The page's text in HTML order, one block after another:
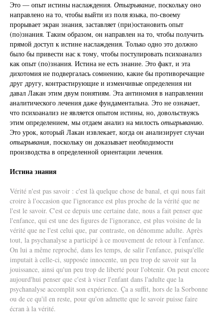
Это — опыт истины наслаждения. Отыгрывание, поскольку оно
направлено на то, чтобы выйти из поля языка, по-своему
прорывает экран знания, заставляет (при)остановить опыт
(по)знания. Таким образом, он направлен на то, чтобы получить
прямой доступ к истине наслаждения. Только одно это должно
было бы привести нас к тому, чтобы постулировать психоанализ
как опыт (по)знания. Истина не есть знание. Это факт, и эта
дихотомия не подвергалась сомнению, какие бы противоречащие
друг другу, контрастирующие и изменчивые определения ни
давал Лакан этим двум понятиям. Эта антиномия в направлении
аналитического лечения даже фундаментальна. Это не означает,
что психоанализ не является опытом истины, но, довольствуясь
этим определением, мы отдаем анализ на милость отыгрыванию.
Это урок, который Лакан извлекает, когда он анализирует случаи
отыгрывания, поскольку он доказывает необходимости
производства в определенной ориентации лечения.
Истина знания
Vérité n'est pas savoir : c'est là quelque chose de banal, et qui nous fait
croire à l'occasion que l'ignorance est plus proche de la vérité que ne
l'est le savoir. C'est ce depuis une certaine date, nous a fait penser que
l'enfance, qui est une des figures de l'ignorance, est plus voisine de la
vérité que ne l'est celui que, par contraste, on dénomme adulte. Après
tout, la psychanalyse a participé à ce mouvement de retour à l'enfance.
On lui a même reproché, dans les temps, de salir l'enfance, puisqu'elle
imputait à celle-ci, supposée innocente, un peu trop de savoir sur la
jouissance, ainsi qu'un peu trop de liberté pour l'obtenir. On peut encore
aujourd'hui penser que c'est à viser l'enfant dans l'adulte que la
psychanalyse accomplit son expérience. Ça a suffit, hors de la Sorbonne
ou de ce qu'il en reste, pour qu'on admette que le savoir puisse faire
écran à la vérité.